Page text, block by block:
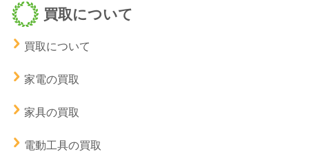
買取について
買取について
家電の買取
家具の買取
電動工具の買取